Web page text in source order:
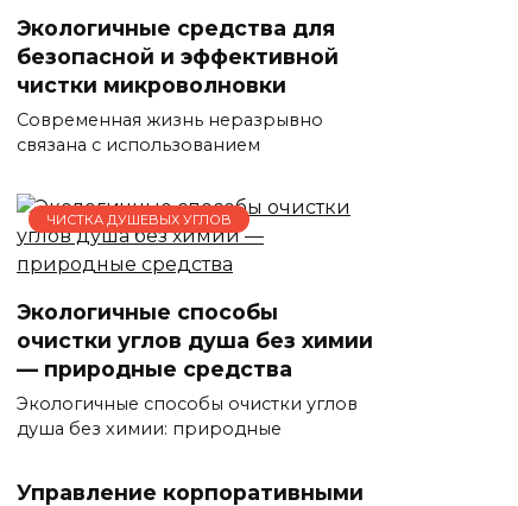
Экологичные средства для
безопасной и эффективной
чистки микроволновки
Современная жизнь неразрывно
связана с использованием
ЧИСТКА ДУШЕВЫХ УГЛОВ
Экологичные способы
очистки углов душа без химии
— природные средства
Экологичные способы очистки углов
душа без химии: природные
Управление корпоративными